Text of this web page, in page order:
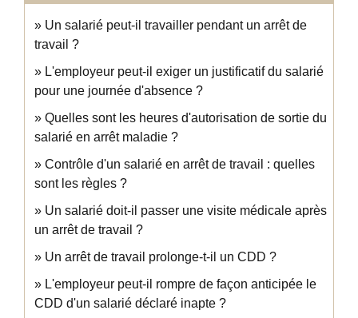
Un salarié peut-il travailler pendant un arrêt de
travail ?
L'employeur peut-il exiger un justificatif du salarié
pour une journée d'absence ?
Quelles sont les heures d'autorisation de sortie du
salarié en arrêt maladie ?
Contrôle d'un salarié en arrêt de travail : quelles
sont les règles ?
Un salarié doit-il passer une visite médicale après
un arrêt de travail ?
Un arrêt de travail prolonge-t-il un CDD ?
L'employeur peut-il rompre de façon anticipée le
CDD d'un salarié déclaré inapte ?